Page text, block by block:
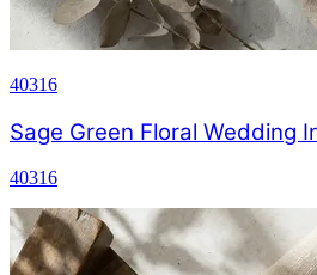
40316
Sage Green Floral Wedding
40316